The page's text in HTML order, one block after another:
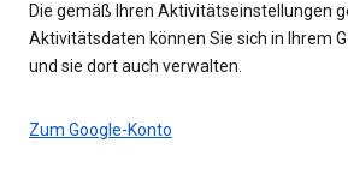
Die gemäß Ihren Aktivitätseinstellungen
Aktivitätsdaten können Sie sich in Ihrem
und sie dort auch verwalten.
Zum Google-Konto